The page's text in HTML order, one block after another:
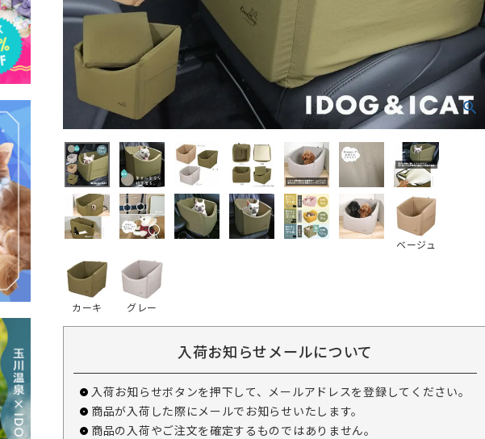
ベージュ
カーキ グレー
入荷お知らせメールについて
入荷お知らせボタンを押下して、メールアドレスを登録してください。
商品が入荷した際にメールでお知らせいたします。
商品の入荷やご注文を確定するものではありません。